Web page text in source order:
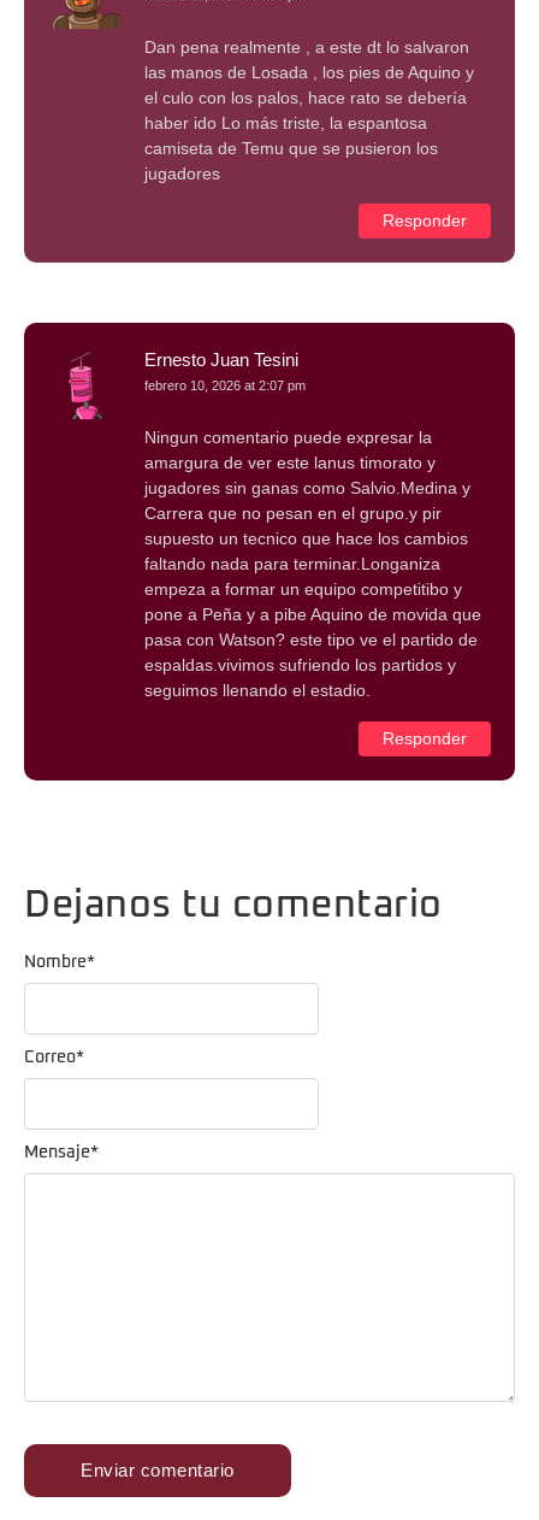
Dan pena realmente , a este dt lo salvaron
las manos de Losada , los pies de Aquino y
el culo con los palos, hace rato se debería
haber ido Lo más triste, la espantosa
camiseta de Temu que se pusieron los
jugadores
Responder
Ernesto Juan Tesini
febrero 10, 2026 at 2:07 pm
Ningun comentario puede expresar la
amargura de ver este lanus timorato y
jugadores sin ganas como Salvio.Medina y
Carrera que no pesan en el grupo.y pir
supuesto un tecnico que hace los cambios
faltando nada para terminar.Longaniza
empeza a formar un equipo competitibo y
pone a Peña y a pibe Aquino de movida que
pasa con Watson? este tipo ve el partido de
espaldas.vivimos sufriendo los partidos y
seguimos llenando el estadio.
Responder
Dejanos tu comentario
Mensaje*
Nombre*
Correo*